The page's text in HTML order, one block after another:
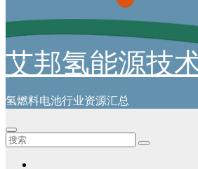
艾邦氢能源技
氢燃料电池行业资源汇总